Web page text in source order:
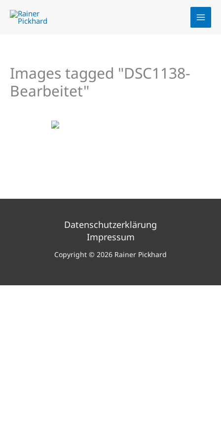
Inhalt
Images tagged "DSC1138-
Bearbeitet"
Datenschutzerklärung
Impressum
Copyright © 2026 Rainer Pickhard